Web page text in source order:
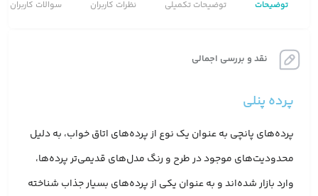
توضیحات توضیحات تکمیلی نظرات کاربران سوالات کاربران
نقد و بررسی اجمالی
پرده پنلی
پرده‌های پانچی به عنوان یک نوع از پرده‌های اتاق خواب، به دلیل
محدودیت‌های موجود در طرح و رنگ مدل‌های قدیمی‌تر پرده‌ها،
وارد بازار شده‌اند و به عنوان یکی از پرده‌های بسیار جذاب شناخته